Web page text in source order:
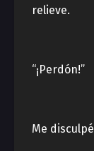
relieve.
“¡Perdón!”
Me